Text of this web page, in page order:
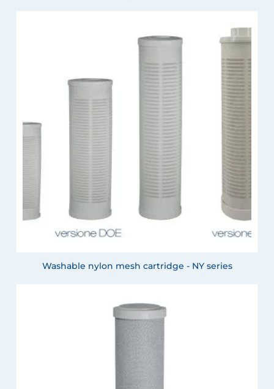
Washable nylon mesh cartridge - NY series